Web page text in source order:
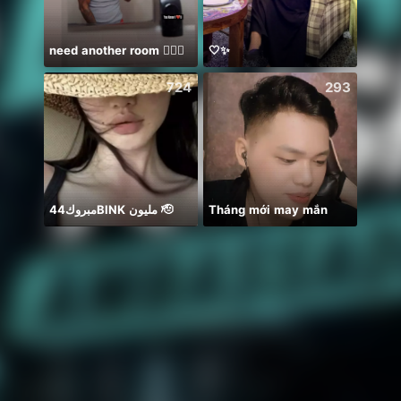
need another room 🤦🏾‍♂️ 🤍✨
724
مبروك44BlNK مليون 🫡
293
Tháng mới may mắn
保護